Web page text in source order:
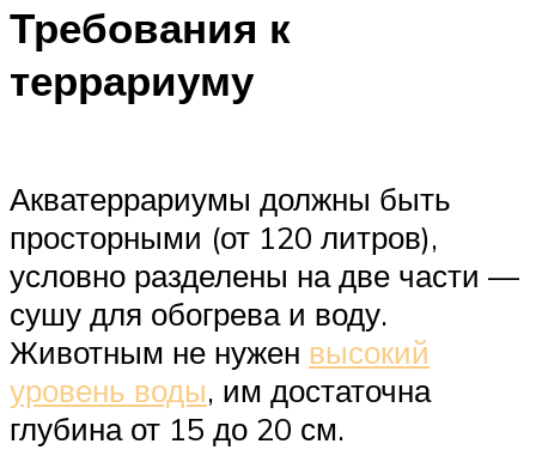
Требования к
террариуму
Акватеррариумы должны быть
просторными (от 120 литров),
условно разделены на две части —
сушу для обогрева и воду.
Животным не нужен высокий
уровень воды, им достаточна
глубина от 15 до 20 см.